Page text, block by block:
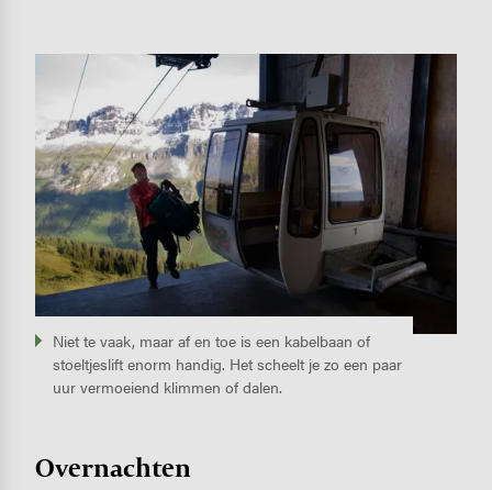
Niet te vaak, maar af en toe is een kabelbaan of
stoeltjeslift enorm handig. Het scheelt je zo een paar
uur vermoeiend klimmen of dalen.
Overnachten